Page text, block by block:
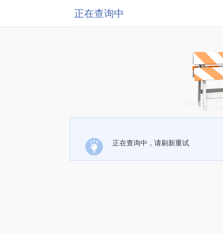
正在查询中
正在查询中，请刷新重试